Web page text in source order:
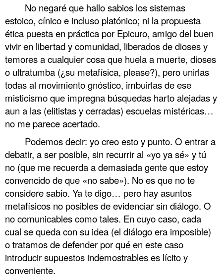
No negaré que hallo sabios los sistemas
estoico, cínico e incluso platónico; ni la propuesta
ética puesta en práctica por Epicuro, amigo del buen
vivir en libertad y comunidad, liberados de dioses y
temores a cualquier cosa que huela a muerte, dioses
o ultratumba (¿su metafísica, please?), pero unirlas
todas al movimiento gnóstico, imbuirlas de ese
misticismo que impregna búsquedas harto alejadas y
aun a las (elitistas y cerradas) escuelas mistéricas…
no me parece acertado.
Podemos decir: yo creo esto y punto. O entrar a
debatir, a ser posible, sin recurrir al «yo ya sé» y tú
no (que me recuerda a demasiada gente que estoy
convencido de que «no sabe»). No es que no te
considere sabio. Ya te digo… pero hay asuntos
metafísicos no posibles de evidenciar sin diálogo. O
no comunicables como tales. En cuyo caso, cada
cual se queda con su idea (el diálogo era imposible)
o tratamos de defender por qué en este caso
introducir supuestos indemostrables es lícito y
conveniente.